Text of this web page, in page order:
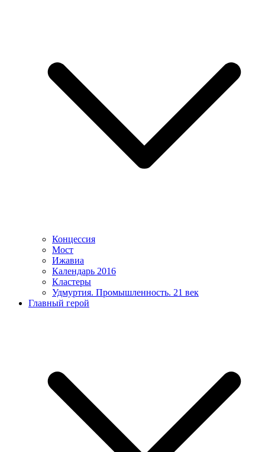
Концессия
Мост
Ижавиа
Календарь 2016
Кластеры
Удмуртия. Промышленность. 21 век
Главный герой